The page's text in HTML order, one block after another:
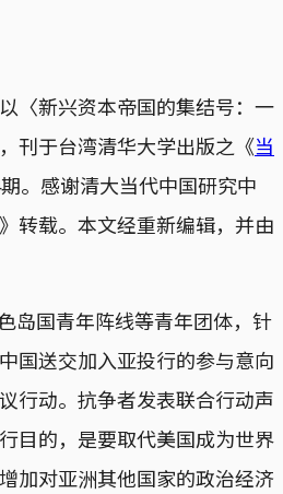
〈新兴资本帝国的集结号：一
刊于台湾清华大学出版之《当
。感谢清大当代中国研究中
转载。本文经重新编辑，并由
岛国青年阵线等青年团体，针
国送交加入亚投行的参与意向
行动。抗争者发表联合行动声
目的，是要取代美国成为世界
加对亚洲其他国家的政治经济